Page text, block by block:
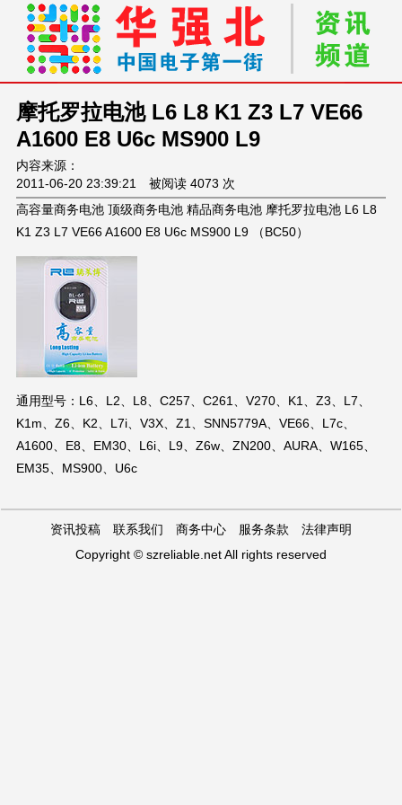
摩托罗拉电池 L6 L8 K1 Z3 L7 VE66
A1600 E8 U6c MS900 L9
内容来源：
2011-06-20 23:39:21 被阅读 4073 次
高容量商务电池 顶级商务电池 精品商务电池 摩托罗拉电池 L6 L8
K1 Z3 L7 VE66 A1600 E8 U6c MS900 L9 （BC50）
通用型号：L6、L2、L8、C257、C261、V270、K1、Z3、L7、
K1m、Z6、K2、L7i、V3X、Z1、SNN5779A、VE66、L7c、
A1600、E8、EM30、L6i、L9、Z6w、ZN200、AURA、W165、
EM35、MS900、U6c
资讯投稿 联系我们 商务中心 服务条款 法律声明
Copyright © szreliable.net All rights reserved